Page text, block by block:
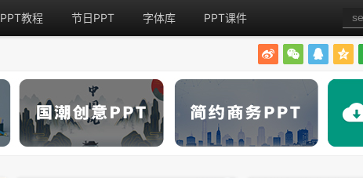
PPT教程 节日PPT 字体库 PPT课件